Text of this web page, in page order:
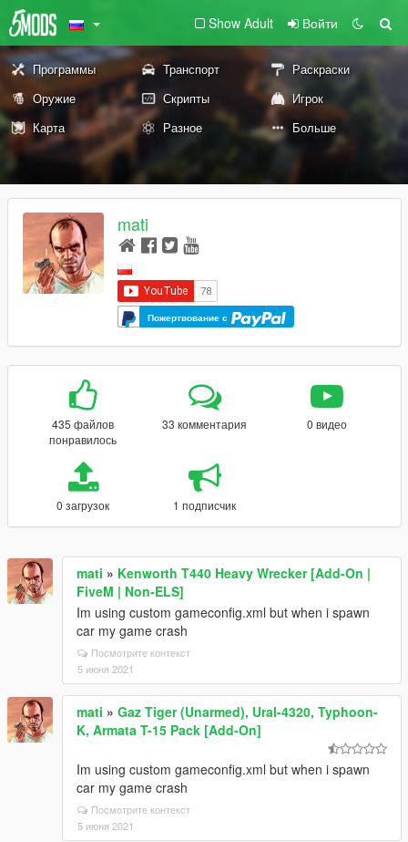
Show Adult Войти
Программы Транспорт
Раскраски
Оружие
Скрипты
Игрок
Карта
Разное Больше
mati
Пожертвование с
435 файлов
понравилось
33 комментария 0 видео
0 загрузок 1 подписчик
mati » Kenworth T440 Heavy Wrecker [Add-On |
FiveM | Non-ELS]
Im using custom gameconfig.xml but when i spawn
car my game crash
Посмотрите контекст
5 июня 2021
mati » Gaz Tiger (Unarmed), Ural-4320, Typhoon-
K, Armata T-15 Pack [Add-On]
Im using custom gameconfig.xml but when i spawn
car my game crash
Посмотрите контекст
5 июня 2021